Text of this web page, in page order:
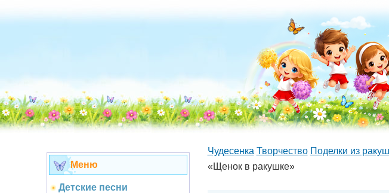
Меню
Детские песни
Чудесенка Творчество Поделки из
«Щенок в ракушке»